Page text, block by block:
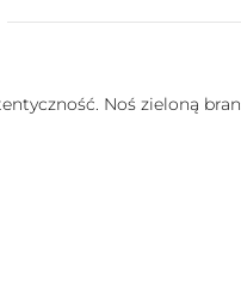
Noś zieloną